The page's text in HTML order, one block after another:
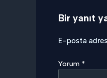
Bir yanıt
E-posta
Yorum *